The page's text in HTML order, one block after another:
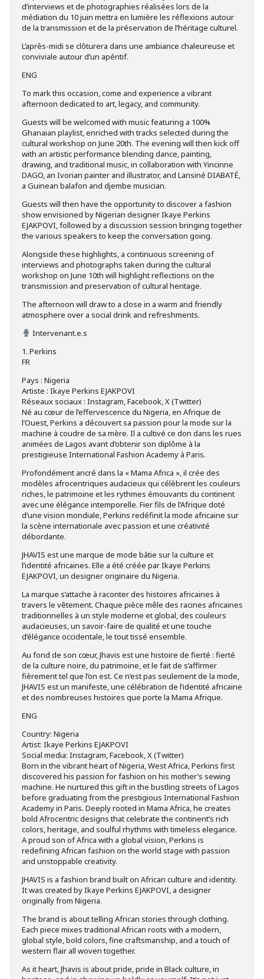
d’interviews et de photographies réalisées lors de la
médiation du 10 juin mettra en lumière les réflexions autour
de la transmission et de la préservation de l’héritage culturel.
L’après-midi se clôturera dans une ambiance chaleureuse et
conviviale autour d’un apéritif.
ENG
To mark this occasion, come and experience a vibrant
afternoon dedicated to art, legacy, and community.
Guests will be welcomed with music featuring a 100%
Ghanaian playlist, enriched with tracks selected during the
cultural workshop on June 20th. The evening will then kick off
with an artistic performance blending dance, painting,
drawing, and traditional music, in collaboration with Yincinne
DAGO, an Ivorian painter and illustrator, and Lansiné DIABATÉ,
a Guinean balafon and djembe musician.
Guests will then have the opportunity to discover a fashion
show envisioned by Nigerian designer Ikaye Perkins
EJAKPOVI, followed by a discussion session bringing together
the various speakers to keep the conversation going.
Alongside these highlights, a continuous screening of
interviews and photographs taken during the cultural
workshop on June 10th will highlight reflections on the
transmission and preservation of cultural heritage.
The afternoon will draw to a close in a warm and friendly
atmosphere over a social drink and refreshments.
Intervenant.e.s
1. Perkins
FR
Pays : Nigeria
Artiste : Ikaye Perkins EJAKPOVI
Réseaux sociaux : Instagram, Facebook, X (Twitter)
Né au cœur de l’effervescence du Nigeria, en Afrique de
l’Ouest, Perkins a découvert sa passion pour la mode sur la
machine à coudre de sa mère. Il a cultivé ce don dans les rues
animées de Lagos avant d’obtenir son diplôme à la
prestigieuse International Fashion Academy à Paris.
Profondément ancré dans la « Mama Africa », il crée des
modèles afrocentriques audacieux qui célèbrent les couleurs
riches, le patrimoine et les rythmes émouvants du continent
avec une élégance intemporelle. Fier fils de l’Afrique doté
d’une vision mondiale, Perkins redéfinit la mode africaine sur
la scène internationale avec passion et une créativité
débordante.
JHAVIS est une marque de mode bâtie sur la culture et
l’identité africaines. Elle a été créée par Ikaye Perkins
EJAKPOVI, un designer originaire du Nigeria.
La marque s’attache à raconter des histoires africaines à
travers le vêtement. Chaque pièce mêle des racines africaines
traditionnelles à un style moderne et global, des couleurs
audacieuses, un savoir-faire de qualité et une touche
d’élégance occidentale, le tout tissé ensemble.
Au fond de son cœur, Jhavis est une histoire de fierté : fierté
de la culture noire, du patrimoine, et le fait de s’affirmer
fièrement tel que l’on est. Ce n’est pas seulement de la mode,
JHAVIS est un manifeste, une célébration de l’identité africaine
et des nombreuses histoires que porte la Mama Afrique.
ENG
Country: Nigeria
Artist: Ikaye Perkins EJAKPOVI
Social media: Instagram, Facebook, X (Twitter)
Born in the vibrant heart of Nigeria, West Africa, Perkins first
discovered his passion for fashion on his mother’s sewing
machine. He nurtured this gift in the bustling streets of Lagos
before graduating from the prestigious International Fashion
Academy in Paris. Deeply rooted in Mama Africa, he creates
bold Afrocentric designs that celebrate the continent’s rich
colors, heritage, and soulful rhythms with timeless elegance.
A proud son of Africa with a global vision, Perkins is
redefining African fashion on the world stage with passion
and unstoppable creativity.
JHAVIS is a fashion brand built on African culture and identity.
It was created by Ikaye Perkins EJAKPOVI, a designer
originally from Nigeria.
The brand is about telling African stories through clothing.
Each piece mixes traditional African roots with a modern,
global style, bold colors, fine craftsmanship, and a touch of
western flair all woven together.
As it heart, Jhavis is about pride, pride in Black culture, in